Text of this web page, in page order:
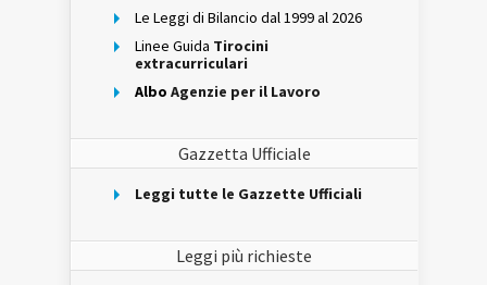
Le Leggi di Bilancio dal 1999 al 2026
Linee Guida Tirocini
extracurriculari
Albo Agenzie per il Lavoro
Gazzetta Ufficiale
Leggi tutte le Gazzette Ufficiali
Leggi più richieste